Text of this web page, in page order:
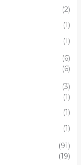
(2)
(1)
(1)
(6)
(6)
(3)
(1)
(1)
(1)
(91)
(19)